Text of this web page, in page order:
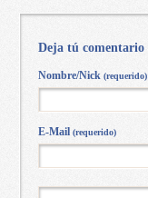
Deja tú comentario
Nombre/Nick (requerido)
E-Mail (requerido)